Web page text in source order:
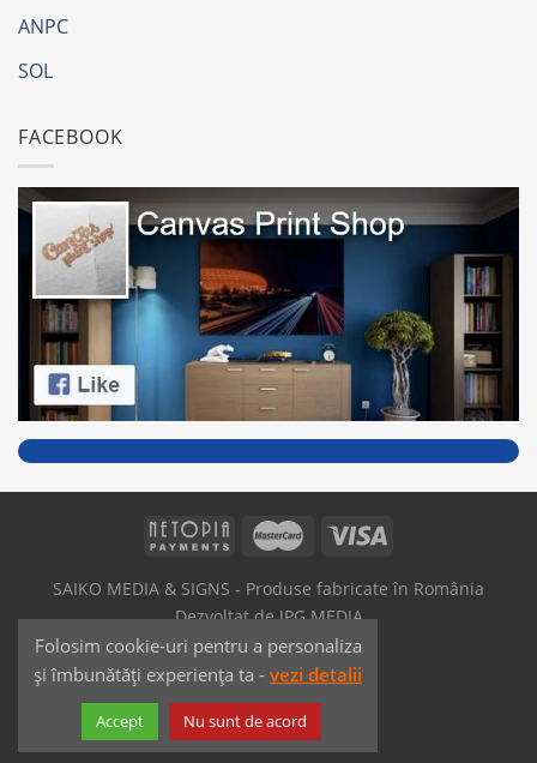
ANPC
SOL
FACEBOOK
SAIKO MEDIA & SIGNS - Produse fabricate în România
Dezvoltat deJPG MEDIA
Folosim cookie-uri pentru a personaliza
și îmbunătăți experiența ta - vezi detalii
Accept Nu sunt de acord